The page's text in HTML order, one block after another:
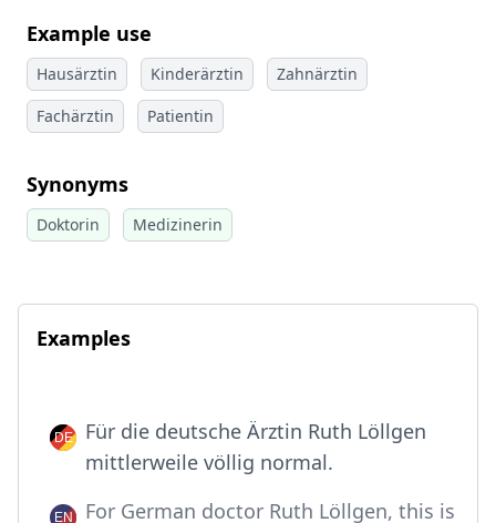
Example use
Hausärztin Kinderärztin
Zahnärztin
Fachärztin
Patientin
Synonyms
Doktorin Medizinerin
Examples
Für die deutsche Ärztin Ruth Löllgen
mittlerweile völlig normal.
For German doctor Ruth Löllgen, this is